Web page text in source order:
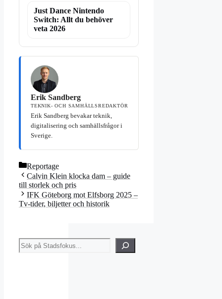
Just Dance Nintendo
Switch: Allt du behöver
veta 2026
Erik Sandberg
TEKNIK- OCH SAMHÄLLSREDAKTÖR
Erik Sandberg bevakar teknik,
digitalisering och samhällsfrågor i
Sverige.
Kategorier
Reportage
Calvin Klein klocka dam – guide
till storlek och pris
IFK Göteborg mot Elfsborg 2025 –
Tv-tider, biljetter och historik
Sök